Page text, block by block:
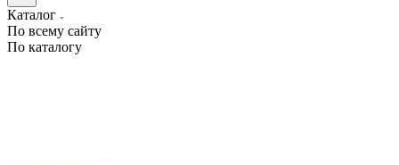
Каталог
По всему сайту
По каталогу